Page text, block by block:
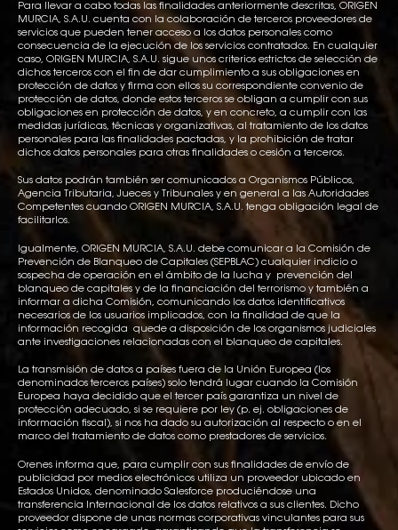
Para llevar a cabo todas las finalidades anteriormente descritas, ORIGEN
MURCIA, S.A.U. cuenta con la colaboración de terceros proveedores de
servicios que pueden tener acceso a los datos personales como
consecuencia de la ejecución de los servicios contratados. En cualquier
caso, ORIGEN MURCIA, S.A.U. sigue unos criterios estrictos de selección de
dichos terceros con el fin de dar cumplimiento a sus obligaciones en
protección de datos y firma con ellos su correspondiente convenio de
protección de datos, donde estos terceros se obligan a cumplir con sus
obligaciones en protección de datos, y en concreto, a cumplir con las
medidas jurídicas, técnicas y organizativas, al tratamiento de los datos
personales para las finalidades pactadas, y la prohibición de tratar
dichos datos personales para otras finalidades o cesión a terceros.
Sus datos podrán también ser comunicados a Organismos Públicos,
Agencia Tributaria, Jueces y Tribunales y en general a las Autoridades
Competentes cuando ORIGEN MURCIA, S.A.U. tenga obligación legal de
facilitarlos.
Igualmente, ORIGEN MURCIA, S.A.U. debe comunicar a la Comisión de
Prevención de Blanqueo de Capitales (SEPBLAC) cualquier indicio o
sospecha de operación en el ámbito de la lucha y prevención del
blanqueo de capitales y de la financiación del terrorismo y también a
informar a dicha Comisión, comunicando los datos identificativos
necesarios de los usuarios implicados, con la finalidad de que la
información recogida quede a disposición de los organismos judiciales
ante investigaciones relacionadas con el blanqueo de capitales.
La transmisión de datos a países fuera de la Unión Europea (los
denominados terceros países) solo tendrá lugar cuando la Comisión
Europea haya decidido que el tercer país garantiza un nivel de
protección adecuado, si se requiere por ley (p. ej. obligaciones de
información fiscal), si nos ha dado su autorización al respecto o en el
marco del tratamiento de datos como prestadores de servicios.
Orenes informa que, para cumplir con sus finalidades de envío de
publicidad por medios electrónicos utiliza un proveedor ubicado en
Estados Unidos, denominado Salesforce produciéndose una
transferencia Internacional de los datos relativos a sus clientes. Dicho
proveedor dispone de unas normas corporativas vinculantes para sus